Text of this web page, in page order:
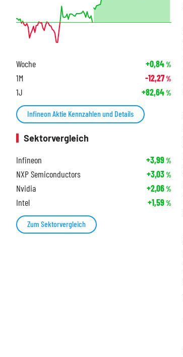
Woche +0,84%
1M -12,27%
1J +82,64%
Infineon Aktie Kennzahlen und Details
Sektorvergleich
Infineon
+3,99%
NXP Semiconductors +3,03%
Nvidia +2,06%
Intel +1,59%
Zum Sektorvergleich